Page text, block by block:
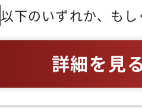
め、国際会計基準で
情報収集の方法検討
パッケージの更新等
す。また、当社グル
化・会計プロセスの
および決算対応・キ
緻化と資金計画の策
務戦略の推進・収益
以下のいずれか、も
会計・財務管理・経
は、投資銀行など金
詳細を見